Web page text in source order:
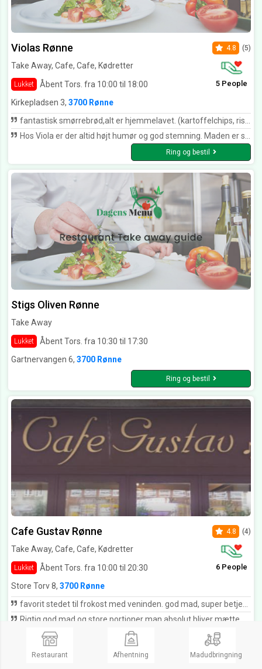
Violas Rønne
Take Away, Cafe, Cafe, Kødretter
Lukket Åbent Tors. fra 10:00 til 18:00
4.8 (5)
5 People
Kirkepladsen 3, 3700 Rønne
fantastisk smørrebrød,alt er hjemmelavet. (kartoffelchips, ristede løg,mayonnaisen etc.) og ikke dyrt.
Hos Viola er der altid højt humør og god stemning. Maden er så lækker. Kan varmt anbefale stedet. Tove Pallesen
Ring og bestil
Stigs Oliven Rønne
Take Away
Lukket
Åbent Tors. fra 10:30 til 17:30
Gartnervangen 6, 3700 Rønne
Ring og bestil
Cafe Gustav Rønne
Take Away, Cafe, Cafe, Kødretter
Lukket Åbent Tors. fra 10:00 til 20:30
4.8 (4)
6 People
Store Torv 8, 3700 Rønne
favorit stedet til frokost med veninden. god mad, super betjening, fair priser.
Rigtig god mad og store portioner man absolut bliver mætte af og som gør at priser er særdeles rimelige.
Se Menukort
Restaurant Afhentning Madudbringning